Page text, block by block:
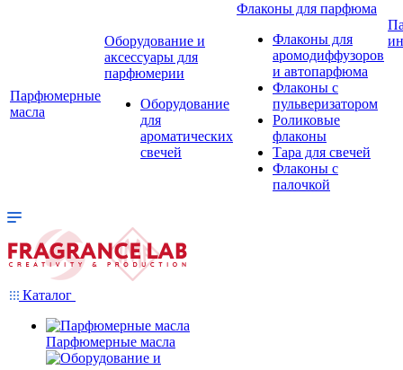
Парфюмерные
масла
Оборудование и
аксессуары для
парфюмерии
Оборудование
для
ароматических
свечей
Флаконы для парфюма
Флаконы для
аромодиффузоров
и автопарфюма
Флаконы с
пульверизатором
Роликовые
флаконы
Тара для свечей
Флаконы с
палочкой
Каталог
Парфюмерные масла